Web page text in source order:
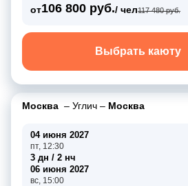
от106 800 руб./ чел117 480 руб.
Выбрать каюту
Москва – Углич – Москва
04 июня 2027
пт, 12:30
3 дн / 2 нч
06 июня 2027
вс, 15:00